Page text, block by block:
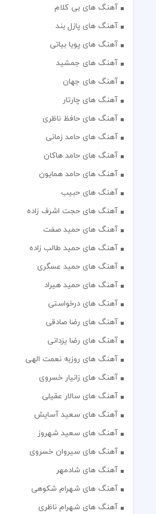
آهنگ های بی کلام
آهنگ های پازل بند
آهنگ های پویا بیاتی
آهنگ های جمشید
آهنگ های جهان
آهنگ های چارتار
آهنگ های حافظ ناظری
آهنگ های حامد زمانی
آهنگ های حامد هاکان
آهنگ های حامد همایون
آهنگ های حبیب
آهنگ های حجت اشرف زاده
آهنگ های حمید صفت
آهنگ های حمید طالب زاده
آهنگ های حمید عسگری
آهنگ های حمید هیراد
آهنگ های درخواستی
آهنگ های رضا صادقی
آهنگ های رضا یزدانی
آهنگ های روزبه نعمت الهی
آهنگ های زانیار خسروی
آهنگ های سالار عقیلی
آهنگ های سعید آسایش
آهنگ های سعید شهروز
آهنگ های سیروان خسروی
آهنگ های شادمهر
آهنگ های شهرام شکوهی
آهنگ های شهرام ناظری